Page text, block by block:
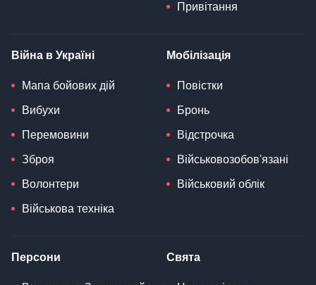
Привітання
Війна в Україні
Мапа бойових дій
Вибухи
Перемовини
Зброя
Волонтери
Військова техніка
Мобілізація
Повістки
Бронь
Відстрочка
Військовозобов'язані
Військовий облік
Персони Свята